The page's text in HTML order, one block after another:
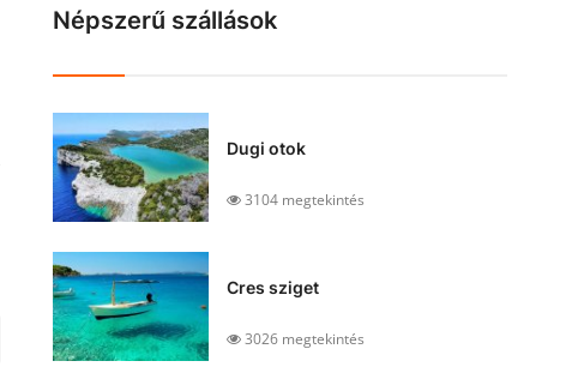
Népszerű szállások
Dugi otok
3104 megtekintés
Cres sziget
3026 megtekintés